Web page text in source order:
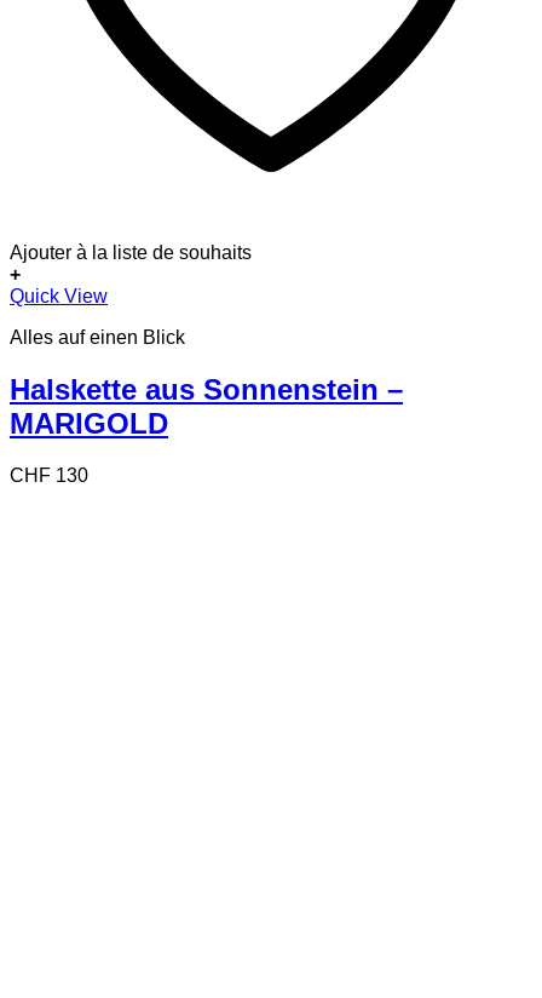
Ajouter à la liste de souhaits
+
Quick View
Alles auf einen Blick
Halskette aus Sonnenstein –
MARIGOLD
CHF 130